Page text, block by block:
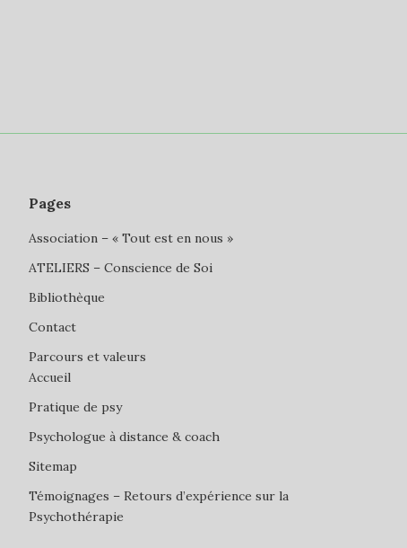
Pages
Association – « Tout est en nous »
ATELIERS – Conscience de Soi
Bibliothèque
Contact
Parcours et valeurs
Accueil
Pratique de psy
Psychologue à distance & coach
Sitemap
Témoignages – Retours d’expérience sur la
Psychothérapie